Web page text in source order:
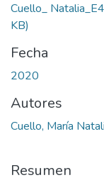
Cuello_
KB)
Fecha
2020
Autores
Cuello, María
Resumen